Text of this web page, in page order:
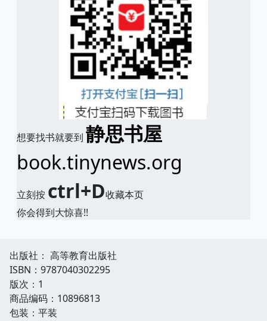
想要找书就要到 静思书屋
book.tinynews.org
立刻按 ctrl+D收藏本页
你会得到大惊喜!!
出版社： 高等教育出版社
ISBN：9787040302295
版次：1
商品编码：10896813
包装：平装